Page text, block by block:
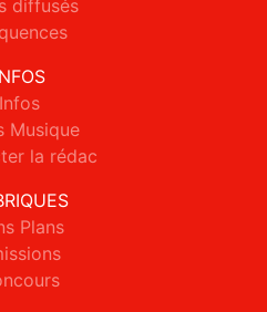
diffusés
Infos
Musique
la rédac
Plans